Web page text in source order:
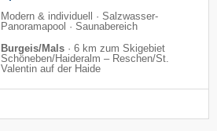
Modern & individuell · Salzwasser-
Panoramapool · Saunabereich
Burgeis/Mals · 6 km zum Skigebiet
Schöneben/​Haideralm – Reschen/​St.
Valentin auf der Haide